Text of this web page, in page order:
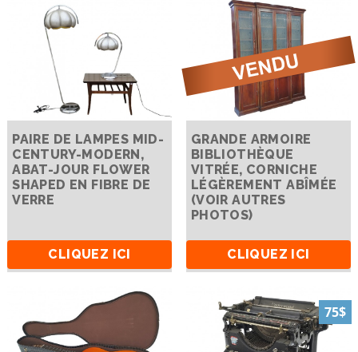
PAIRE DE LAMPES MID-
CENTURY-MODERN,
ABAT-JOUR FLOWER
SHAPED EN FIBRE DE
VERRE
CLIQUEZ ICI
GRANDE ARMOIRE
BIBLIOTHÈQUE
VITRÉE, CORNICHE
LÉGÈREMENT ABÎMÉE
(VOIR AUTRES
PHOTOS)
CLIQUEZ ICI
75$